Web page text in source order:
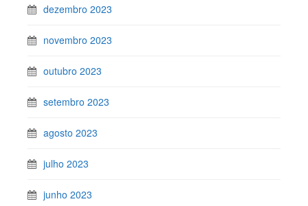
dezembro 2023
novembro 2023
outubro 2023
setembro 2023
agosto 2023
julho 2023
junho 2023